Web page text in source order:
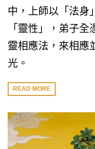
中，上師以「法身
「靈性」，弟子
靈相應法，來相應
光。
READ MORE